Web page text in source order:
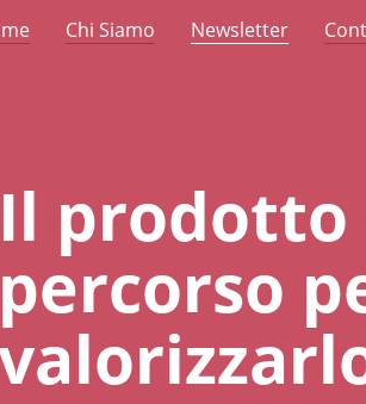
Chi Siamo Newsletter
Il prodotto
percorso